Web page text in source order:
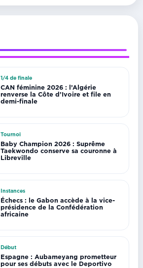
1/4 de finale
CAN féminine 2026 : l’Algérie
renverse la Côte d’Ivoire et file en
demi-finale
Tournoi
Baby Champion 2026 : Suprême
Taekwondo conserve sa couronne à
Libreville
Instances
Échecs : le Gabon accède à la vice-
présidence de la Confédération
africaine
Début
Espagne : Aubameyang prometteur
pour ses débuts avec le Deportivo